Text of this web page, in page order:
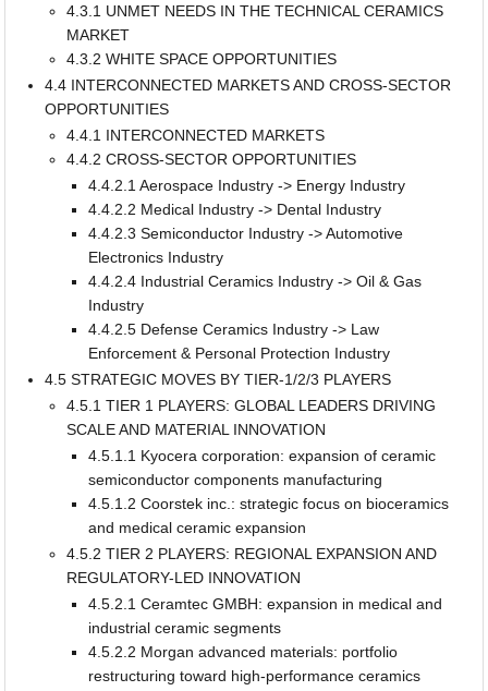
4.3.1 UNMET NEEDS IN THE TECHNICAL CERAMICS
MARKET
4.3.2 WHITE SPACE OPPORTUNITIES
4.4 INTERCONNECTED MARKETS AND CROSS-SECTOR
OPPORTUNITIES
4.4.1 INTERCONNECTED MARKETS
4.4.2 CROSS-SECTOR OPPORTUNITIES
4.4.2.1 Aerospace Industry -> Energy Industry
4.4.2.2 Medical Industry -> Dental Industry
4.4.2.3 Semiconductor Industry -> Automotive
Electronics Industry
4.4.2.4 Industrial Ceramics Industry -> Oil & Gas
Industry
4.4.2.5 Defense Ceramics Industry -> Law
Enforcement & Personal Protection Industry
4.5 STRATEGIC MOVES BY TIER-1/2/3 PLAYERS
4.5.1 TIER 1 PLAYERS: GLOBAL LEADERS DRIVING
SCALE AND MATERIAL INNOVATION
4.5.1.1 Kyocera corporation: expansion of ceramic
semiconductor components manufacturing
4.5.1.2 Coorstek inc.: strategic focus on bioceramics
and medical ceramic expansion
4.5.2 TIER 2 PLAYERS: REGIONAL EXPANSION AND
REGULATORY-LED INNOVATION
4.5.2.1 Ceramtec GMBH: expansion in medical and
industrial ceramic segments
4.5.2.2 Morgan advanced materials: portfolio
restructuring toward high-performance ceramics